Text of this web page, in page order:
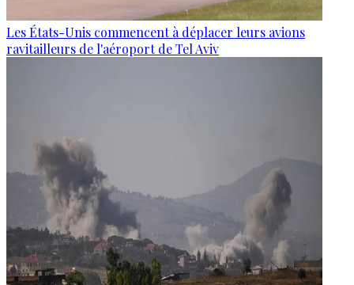
Les États-Unis commencent à déplacer leurs avions
ravitailleurs de l'aéroport de Tel Aviv